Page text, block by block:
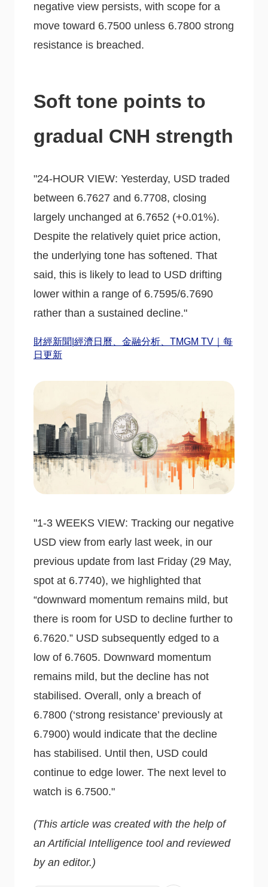
negative view persists, with scope for a
move toward 6.7500 unless 6.7800 strong
resistance is breached.
Soft tone points to
gradual CNH strength
"24-HOUR VIEW: Yesterday, USD traded
between 6.7627 and 6.7708, closing
largely unchanged at 6.7652 (+0.01%).
Despite the relatively quiet price action,
the underlying tone has softened. That
said, this is likely to lead to USD drifting
lower within a range of 6.7595/6.7690
rather than a sustained decline."
財經新聞|經濟日曆、金融分析、TMGM TV｜每
日更新
"1-3 WEEKS VIEW: Tracking our negative
USD view from early last week, in our
previous update from last Friday (29 May,
spot at 6.7740), we highlighted that
“downward momentum remains mild, but
there is room for USD to decline further to
6.7620.” USD subsequently edged to a
low of 6.7605. Downward momentum
remains mild, but the decline has not
stabilised. Overall, only a breach of
6.7800 (‘strong resistance’ previously at
6.7900) would indicate that the decline
has stabilised. Until then, USD could
continue to edge lower. The next level to
watch is 6.7500."
(This article was created with the help of
an Artificial Intelligence tool and reviewed
by an editor.)